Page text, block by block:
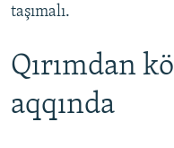
taşımalı.
Qırımdan
aqqında